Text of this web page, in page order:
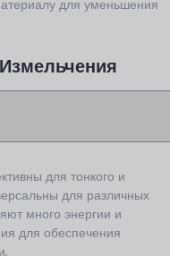
для уменьшения
для тонкого и
для различных
много энергии и
для обеспечения